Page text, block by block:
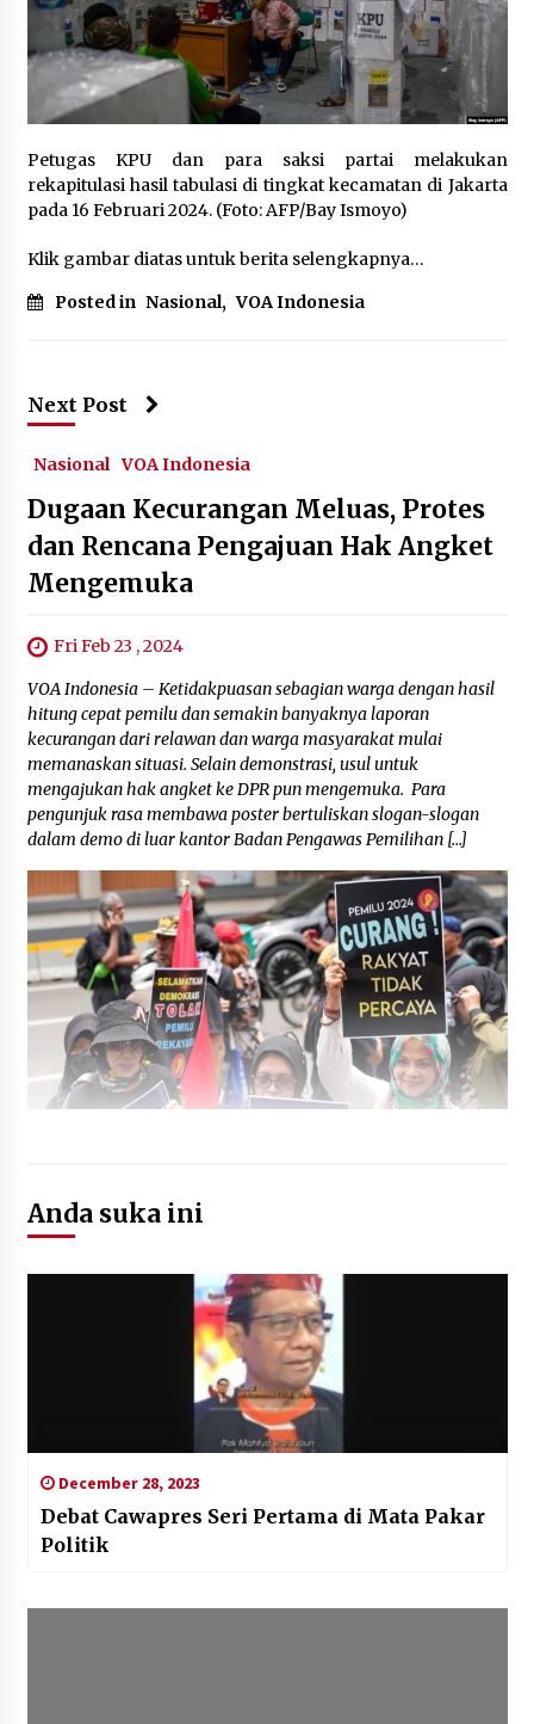
November 21, 2023
Anies Baswedan-Muhaimin Iskandar Resmi
Daftar ke KPU
October 20, 2023
Jabatan Sipil Bagi TNI/Polri Tetap Dibatasi
March 15, 2024
Eksorsisme: Pengalaman Warga Indonesia dan
Sejarah Filmnya di Washington, D.C.
Aktivis Lingkungan Kecam Bank Dunia karena
Dukung Pembangunan PLTU di Indonesia
September 14, 2023
Jepang Yuime dan TV NHK Japan & Pengurus
DPP IJBTNet
August 12, 2023
Petugas KPU dan para saksi partai melakukan
rekapitulasi hasil tabulasi di tingkat kecamatan di Jakarta
pada 16 Februari 2024. (Foto: AFP/Bay Ismoyo)
Klik gambar diatas untuk berita selengkapnya…
Posted in Nasional, VOA Indonesia
Next Post
Nasional VOA Indonesia
Dugaan Kecurangan Meluas, Protes
dan Rencana Pengajuan Hak Angket
Mengemuka
Fri Feb 23 , 2024
VOA Indonesia – Ketidakpuasan sebagian warga dengan hasil
hitung cepat pemilu dan semakin banyaknya laporan
kecurangan dari relawan dan warga masyarakat mulai
memanaskan situasi. Selain demonstrasi, usul untuk
mengajukan hak angket ke DPR pun mengemuka. Para
pengunjuk rasa membawa poster bertuliskan slogan-slogan
dalam demo di luar kantor Badan Pengawas Pemilihan […]
Anda suka ini
December 28, 2023
Debat Cawapres Seri Pertama di Mata Pakar
Politik